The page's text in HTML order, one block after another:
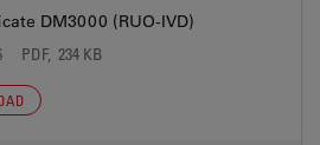
DM3000 (RUO-IVD)
PDF, 234 KB